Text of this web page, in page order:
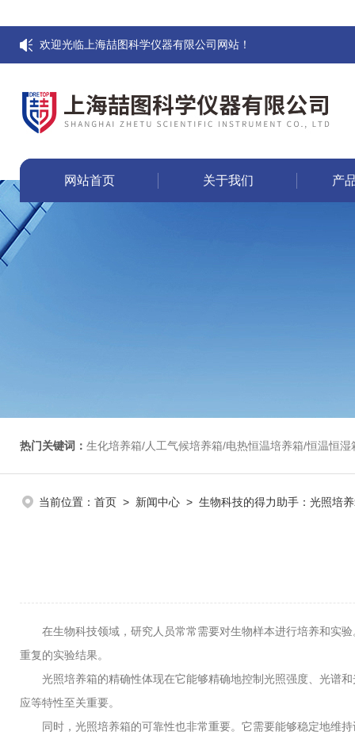
欢迎光临上海喆图科学仪器有限公司网站！
网站首页 关于我们 产
热门关键词： 生化培养箱/人工气候培养箱/电热恒温培养箱/恒温恒湿箱/光照培养箱/二氧化碳培养箱
当前位置： 首页 > 新闻中心 > 生物科技的得力助手：光照培
在生物科技领域，研究人员常常需要对生物样本进行培养和实验
重复的实验结果。
光照培养箱的精确性体现在它能够精确地控制光照强度、光谱和
应等特性至关重要。
同时，光照培养箱的可靠性也非常重要。它需要能够稳定地维持